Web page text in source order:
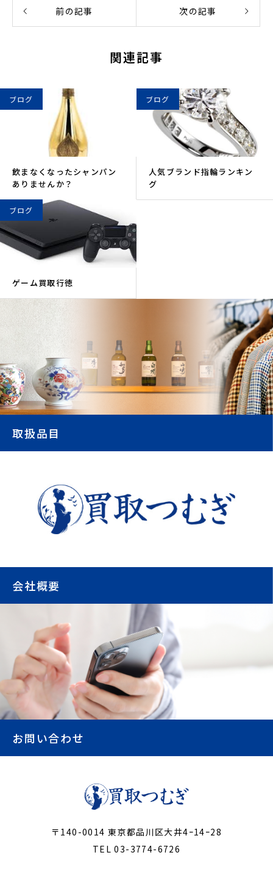
前の記事 次の記事
関連記事
ブログ
飲まなくなったシャンパン
ありませんか？
ブログ
人気ブランド指輪ランキン
グ
ブログ
ゲーム買取行徳
取扱品目
会社概要
お問い合わせ
〒140-0014 東京都品川区大井4ｰ14ｰ28
TEL 03-3774-6726